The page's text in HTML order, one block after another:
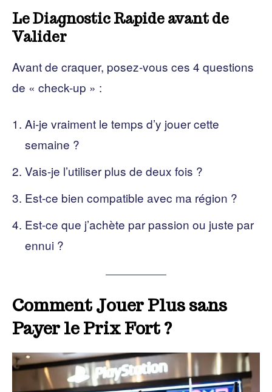
Le Diagnostic Rapide avant de
Valider
Avant de craquer, posez-vous ces 4 questions
de « check-up » :
Ai-je vraiment le temps d’y jouer cette
semaine ?
Vais-je l’utiliser plus de deux fois ?
Est-ce bien compatible avec ma région ?
Est-ce que j’achète par passion ou juste par
ennui ?
Comment Jouer Plus sans
Payer le Prix Fort ?